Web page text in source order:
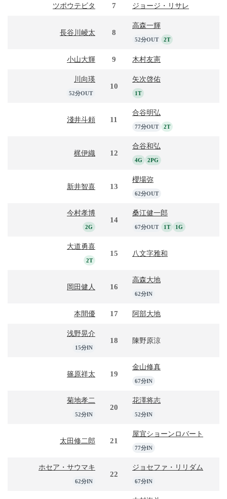
ツポウテビタ 7 ジョージ・リサレ
長谷川崚太 8
高森一輝
52分OUT 2T
小山大輝 9 木村友憲
川向瑛
52分OUT
10
矢次啓佑
1T
淺井斗頼 11
合谷明弘
77分OUT 2T
梶伊織 12
合谷和弘
4G 2PG
新井智喜 13
櫻場弥
62分OUT
今村孝博
2G
14
桑江健一郎
67分OUT 1T 1G
大道勇喜
2T
15 八文字雅和
岡田健人 16
高森大地
62分IN
本間優 17 阿部大地
浅野晃介
15分IN
18 陳野原涼
篠原祥太 19
金山修真
67分IN
菊地孝二
52分IN
20
花澤将志
52分IN
太田修二郎 21
屋宜ショーンロバート
77分IN
ホセア・サウマキ
62分IN
22
ジョセファ・リリダム
67分IN